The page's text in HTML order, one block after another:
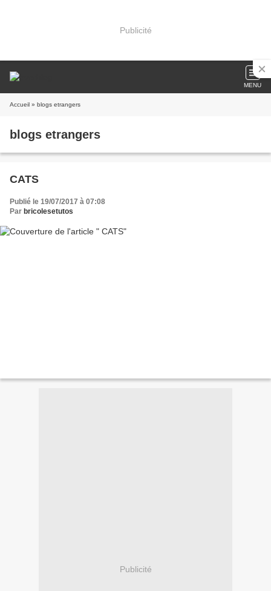
Publicité
MENU
Accueil » blogs etrangers
blogs etrangers
CATS
Publié le 19/07/2017 à 07:08
Par bricolesetutos
Publicité